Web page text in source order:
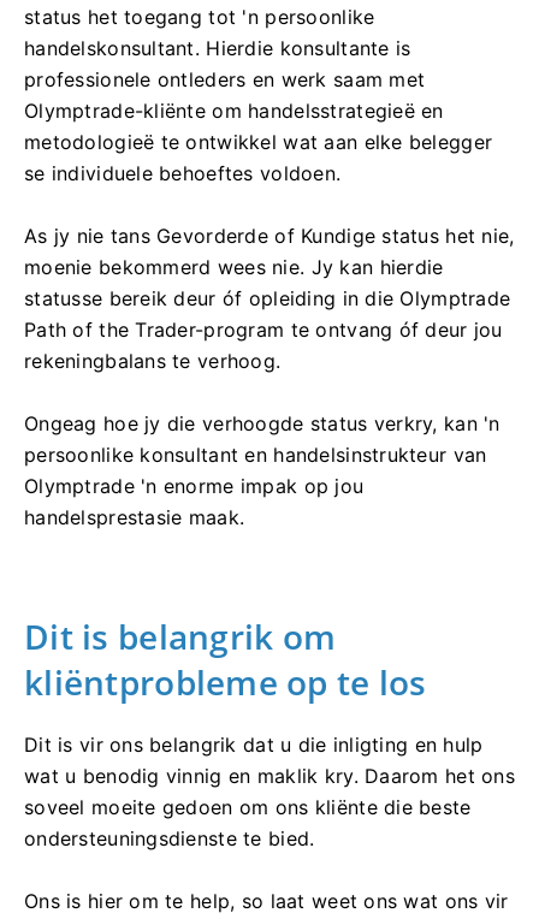
status het toegang tot 'n persoonlike
handelskonsultant. Hierdie konsultante is
professionele ontleders en werk saam met
Olymptrade-kliënte om handelsstrategieë en
metodologieë te ontwikkel wat aan elke belegger
se individuele behoeftes voldoen.
As jy nie tans Gevorderde of Kundige status het nie,
moenie bekommerd wees nie. Jy kan hierdie
statusse bereik deur óf opleiding in die Olymptrade
Path of the Trader-program te ontvang óf deur jou
rekeningbalans te verhoog.
Ongeag hoe jy die verhoogde status verkry, kan 'n
persoonlike konsultant en handelsinstrukteur van
Olymptrade 'n enorme impak op jou
handelsprestasie maak.
Dit is belangrik om
kliëntprobleme op te los
Dit is vir ons belangrik dat u die inligting en hulp
wat u benodig vinnig en maklik kry. Daarom het ons
soveel moeite gedoen om ons kliënte die beste
ondersteuningsdienste te bied.
Ons is hier om te help, so laat weet ons wat ons vir